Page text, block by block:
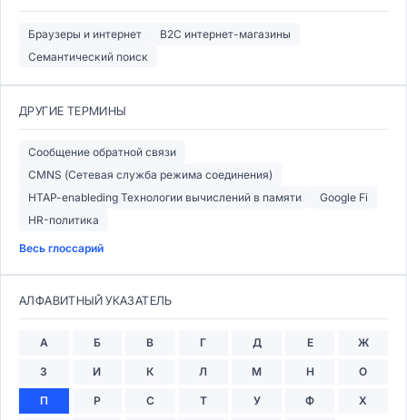
Браузеры и интернет
B2C интернет-магазины
Семантический поиск
ДРУГИЕ ТЕРМИНЫ
Сообщение обратной связи
CMNS (Сетевая служба режима соединения)
HTAP-enableding Технологии вычислений в памяти
Google Fi
HR-политика
Весь глоссарий
АЛФАВИТНЫЙ УКАЗАТЕЛЬ
А Б В Г Д Е Ж
З И К Л М Н О
П Р С Т У Ф Х